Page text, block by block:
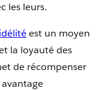
les leurs.
est un moyen
la loyauté des
de récompenser